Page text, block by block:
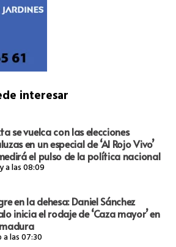
interesar
se vuelca con las elecciones
en un especial de ‘Al Rojo Vivo’
el pulso de la política nacional
a las 08:09
en la dehesa: Daniel Sánchez
inicia el rodaje de ‘Caza mayor’ en
a las 07:30